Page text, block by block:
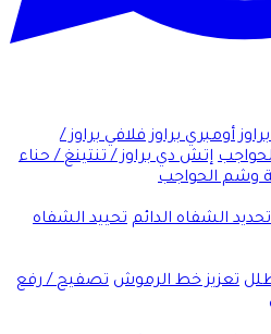
أومبري براوز فلافي براوز /
إتش دي براوز / تنتينغ / حناء
وشم الحواجب
تحديد الشفاه الدائم تحييد الشفاه
تعزيز خط الرموش تصفيح / رفع